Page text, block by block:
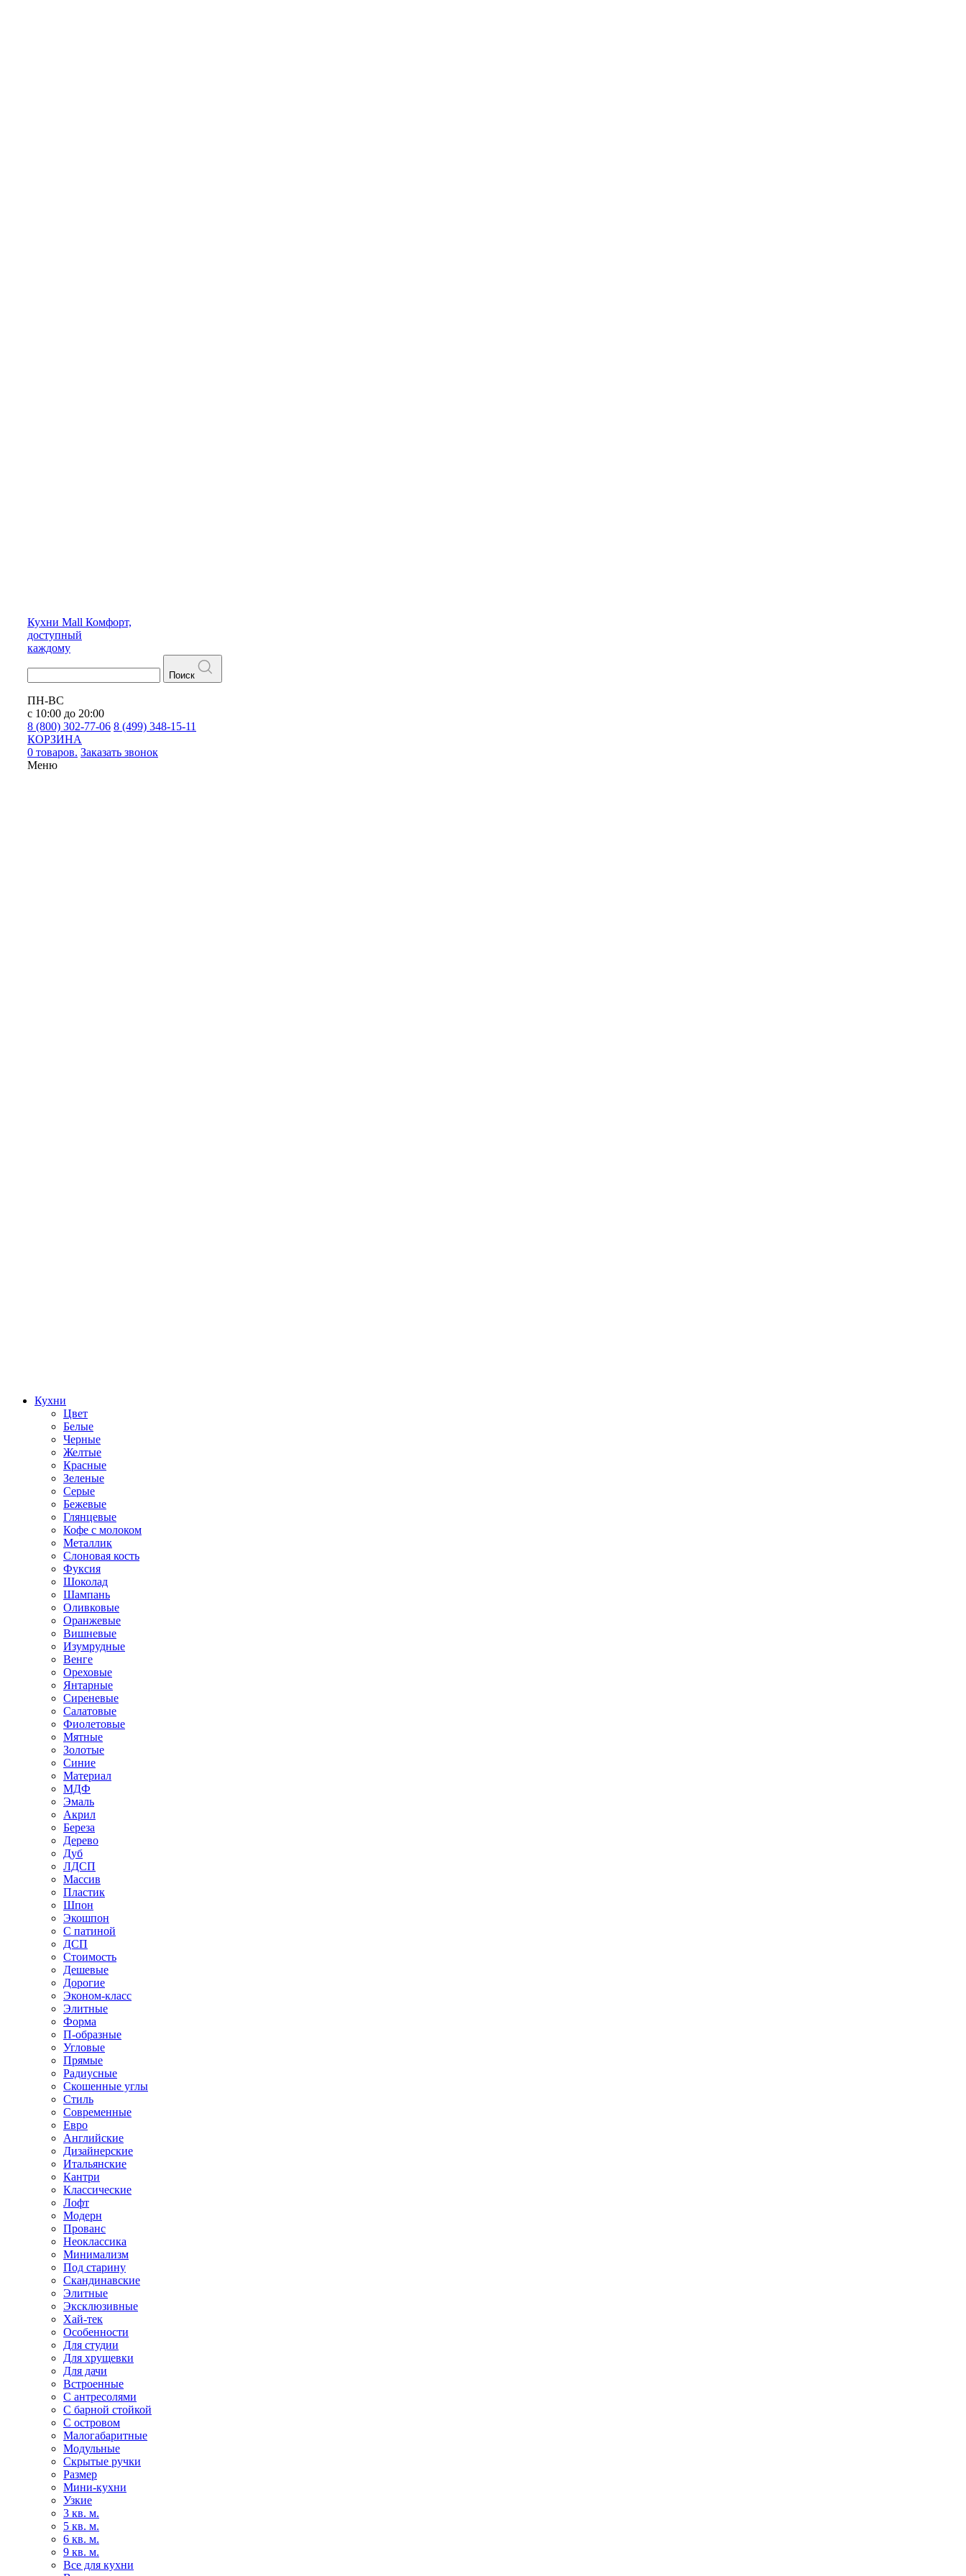
Кухни Mall Комфорт,
доступный
каждому
Поиск
ПН-ВС
с 10:00 до 20:00
8 (800) 302-77-06 8 (499) 348-15-11
КОРЗИНА
0 товаров. Заказать звонок
Меню
Кухни
Цвет
Белые
Черные
Желтые
Красные
Зеленые
Серые
Бежевые
Глянцевые
Кофе с молоком
Металлик
Слоновая кость
Фуксия
Шоколад
Шампань
Оливковые
Оранжевые
Вишневые
Изумрудные
Венге
Ореховые
Янтарные
Сиреневые
Салатовые
Фиолетовые
Мятные
Золотые
Синие
Материал
МДФ
Эмаль
Акрил
Береза
Дерево
Дуб
ЛДСП
Массив
Пластик
Шпон
Экошпон
С патиной
ДСП
Стоимость
Дешевые
Дорогие
Эконом-класс
Элитные
Форма
П-образные
Угловые
Прямые
Радиусные
Скошенные углы
Стиль
Современные
Евро
Английские
Дизайнерские
Итальянские
Кантри
Классические
Лофт
Модерн
Прованс
Неоклассика
Минимализм
Под старину
Скандинавские
Элитные
Эксклюзивные
Хай-тек
Особенности
Для студии
Для хрущевки
Для дачи
Встроенные
С антресолями
С барной стойкой
С островом
Малогабаритные
Модульные
Скрытые ручки
Размер
Мини-кухни
Узкие
3 кв. м.
5 кв. м.
6 кв. м.
9 кв. м.
Все для кухни